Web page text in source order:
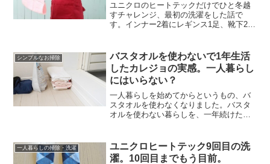
ユニクロのヒートテックだけでひと冬越
すチャレンジ、最初の洗濯をした話で
す。インナー2着にレギンス1足、靴下2足
ひと冬こそうというなら、ますます気を
遣わねばなりません。...
シンプルなお掃除
バスタオルを使わないで1年生活
したカレジョの実感。一人暮らし
にはいらない？
一人暮らしを始めてからというもの、バ
スタオルを使わなくなりました。バスタ
オルを使わない暮らしを、一年続けた実
ト・デメリット色々あるようですが、実
際のところはどうなんでしょ...
一人暮らしの掃除・洗濯
ユニクロヒートテック9回目の洗
濯。10回目までもう目前。